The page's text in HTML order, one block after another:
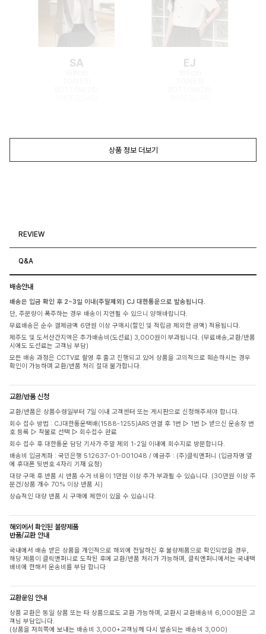
SA EJ
상품 정보 더보기
REVIEW
Q&A
배송안내
배송은 입금 확인 후 2~3일 이내(주말제외) CJ 대한통운으로 발송됩니다.
단, 주문량이 폭주하는 경우 배송이 지연될 수 있으니 양해바랍니다.
무료배송은 순수 결제금액 6만원 이상 구매시(할인 및 적립금 제외한 금액) 적용됩니다.
제주도 및 도서산간지역은 추가배송비(도선료) 3,000원이 부과됩니다. (무료배송,교환/반품
시에도 도선료는 고객님 부담)
모든 배송 과정은 CCTV로 촬영 후 출고 진행되고 있어 상품을 고의적으로 훼손하시는 경우
확인이 가능하며 교환/반품 처리 절대 불가합니다.
교환/반품 신청
교환/반품은 상품수령일부터 7일 이내 고객센터 또는 게시판으로 신청해주셔야 합니다.
회수 접수 방법 : CJ대한통운택배(1588-1255)ARS 연결 후 1번 ▷ 1번 ▷ 받으신 운송장 번
호 등록 ▷ 착불로 선택 ▷ 회수접수 완료
회수 접수 후 대한통운 담당 기사가 주말 제외 1-2일 이내에 회수지로 방문합니다.
배송비 입금계좌 : 국민은행 512637-01-001048 / 예금주 : (주)클릭앤퍼니 (입금자명 옆
에 휴대폰 뒷번호 4자리 기재 요청)
대량 구매 후 반품 시 반품 수거 비용이 1만원 이상 추가 부과될 수 있습니다. (30만원 이상 주
문건/상품 개수 70% 이상 반품 시)
상습적인 대량 반품 시 구매에 제한이 있을 수 있습니다.
해외에서 확인된 불량제품
반품/교환 안내
국내에서 배송 받은 상품을 개인적으로 해외에 전달하신 후 불량제품으로 확인되었을 경우,
해당 제품이 클릭앤퍼니로 도착된 후에 교환/반품 처리가 가능하며, 클릭앤퍼니에서는 국내택
배비에 한해서 운송비를 부담 합니다
교환운임 안내
상품 교환은 동일 상품 또는 타 상품으로도 교환 가능하며, 교환시 교환배송비 6,000원은 고
객님 부담입니다.
(상품을 저희쪽에 보내는 배송비 3,000+고객님께 다시 발송되는 배송비 3,000)